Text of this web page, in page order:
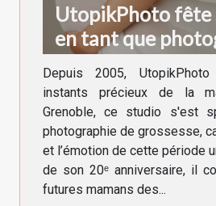
UtopikPhoto fête
en tant que
grossesse à
Depuis 2005,
instants précieux de la
Grenoble, ce studio s'est
photographie de grossesse,
et l’émotion de cette période
de son 20ᵉ anniversaire, il
futures mamans des...